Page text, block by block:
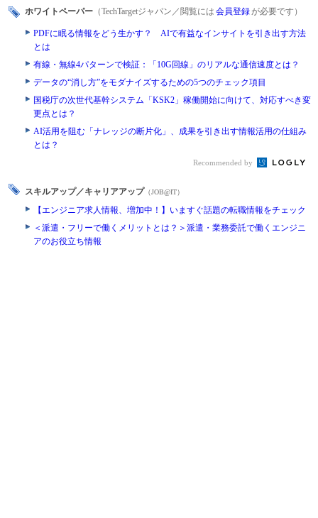
ホワイトペーパー （TechTargetジャパン／閲覧には 会員登録が必要です）
PDFに眠る情報をどう生かす？ AIで有益なインサイトを引き出す方法
とは
有線・無線4パターンで検証：「10G回線」のリアルな通信速度とは？
データの“消し方”をモダナイズするための5つのチェック項目
国税庁の次世代基幹システム「KSK2」稼働開始に向けて、対応すべき変
更点とは？
AI活用を阻む「ナレッジの断片化」、成果を引き出す情報活用の仕組み
とは？
Recommended by
スキルアップ／キャリアアップ （JOB@IT）
【エンジニア求人情報、増加中！】いますぐ話題の転職情報をチェック
＜派遣・フリーで働くメリットとは？＞派遣・業務委託で働くエンジニ
アのお役立ち情報